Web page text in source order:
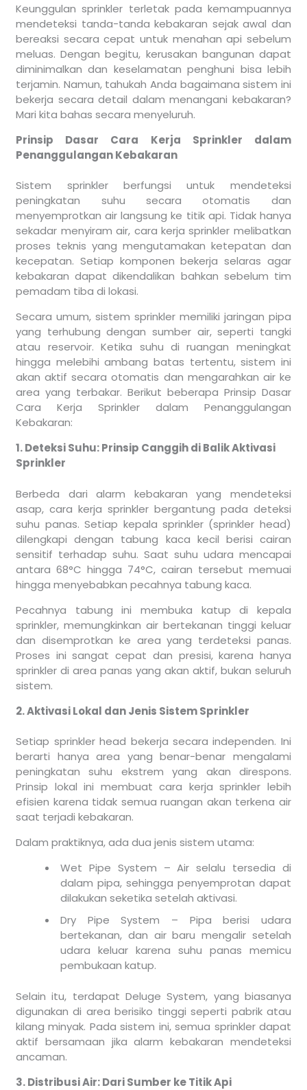
Keunggulan sprinkler terletak pada kemampuannya
mendeteksi tanda-tanda kebakaran sejak awal dan
bereaksi secara cepat untuk menahan api sebelum
meluas. Dengan begitu, kerusakan bangunan dapat
diminimalkan dan keselamatan penghuni bisa lebih
terjamin. Namun, tahukah Anda bagaimana sistem ini
bekerja secara detail dalam menangani kebakaran?
Mari kita bahas secara menyeluruh.
Prinsip Dasar Cara Kerja Sprinkler dalam
Penanggulangan Kebakaran
Sistem sprinkler berfungsi untuk mendeteksi
peningkatan suhu secara otomatis dan
menyemprotkan air langsung ke titik api. Tidak hanya
sekadar menyiram air, cara kerja sprinkler melibatkan
proses teknis yang mengutamakan ketepatan dan
kecepatan. Setiap komponen bekerja selaras agar
kebakaran dapat dikendalikan bahkan sebelum tim
pemadam tiba di lokasi.
Secara umum, sistem sprinkler memiliki jaringan pipa
yang terhubung dengan sumber air, seperti tangki
atau reservoir. Ketika suhu di ruangan meningkat
hingga melebihi ambang batas tertentu, sistem ini
akan aktif secara otomatis dan mengarahkan air ke
area yang terbakar. Berikut beberapa Prinsip Dasar
Cara Kerja Sprinkler dalam Penanggulangan
Kebakaran:
1. Deteksi Suhu: Prinsip Canggih di Balik Aktivasi
Sprinkler
Berbeda dari alarm kebakaran yang mendeteksi
asap, cara kerja sprinkler bergantung pada deteksi
suhu panas. Setiap kepala sprinkler (sprinkler head)
dilengkapi dengan tabung kaca kecil berisi cairan
sensitif terhadap suhu. Saat suhu udara mencapai
antara 68°C hingga 74°C, cairan tersebut memuai
hingga menyebabkan pecahnya tabung kaca.
Pecahnya tabung ini membuka katup di kepala
sprinkler, memungkinkan air bertekanan tinggi keluar
dan disemprotkan ke area yang terdeteksi panas.
Proses ini sangat cepat dan presisi, karena hanya
sprinkler di area panas yang akan aktif, bukan seluruh
sistem.
2. Aktivasi Lokal dan Jenis Sistem Sprinkler
Setiap sprinkler head bekerja secara independen. Ini
berarti hanya area yang benar-benar mengalami
peningkatan suhu ekstrem yang akan direspons.
Prinsip lokal ini membuat cara kerja sprinkler lebih
efisien karena tidak semua ruangan akan terkena air
saat terjadi kebakaran.
Dalam praktiknya, ada dua jenis sistem utama:
Wet Pipe System – Air selalu tersedia di
dalam pipa, sehingga penyemprotan dapat
dilakukan seketika setelah aktivasi.
Dry Pipe System – Pipa berisi udara
bertekanan, dan air baru mengalir setelah
udara keluar karena suhu panas memicu
pembukaan katup.
Selain itu, terdapat Deluge System, yang biasanya
digunakan di area berisiko tinggi seperti pabrik atau
kilang minyak. Pada sistem ini, semua sprinkler dapat
aktif bersamaan jika alarm kebakaran mendeteksi
ancaman.
3. Distribusi Air: Dari Sumber ke Titik Api